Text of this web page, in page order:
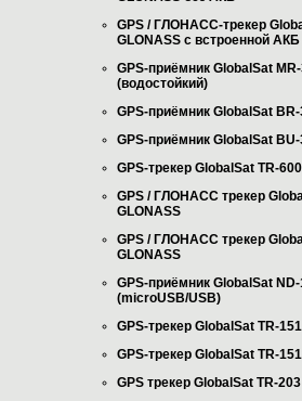
GPS / ГЛОНАСС-трекер
GLONASS с встроенной АКБ
GPS-приёмник GlobalSat
(водостойкий)
GPS-приёмник GlobalSat
GPS-приёмник GlobalSat
GPS-трекер GlobalSat TR-600
GPS / ГЛОНАСС трекер
GLONASS
GPS / ГЛОНАСС трекер
GLONASS
GPS-приёмник GlobalSat
(microUSB/USB)
GPS-трекер GlobalSat TR-151
GPS-трекер GlobalSat TR-
GPS трекер GlobalSat TR-203